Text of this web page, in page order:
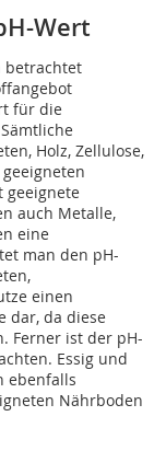
Wert
betrachtet
für die
Holz, Zellulose,
geeignete
auch Metalle,
eine
man den pH-
einen
dar, da diese
Ferner ist der pH-
Essig und
ebenfalls
Nährboden